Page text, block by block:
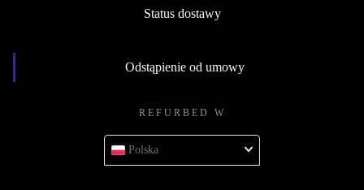
Status dostawy
Odstąpienie od umowy
REFURBED W
Polska